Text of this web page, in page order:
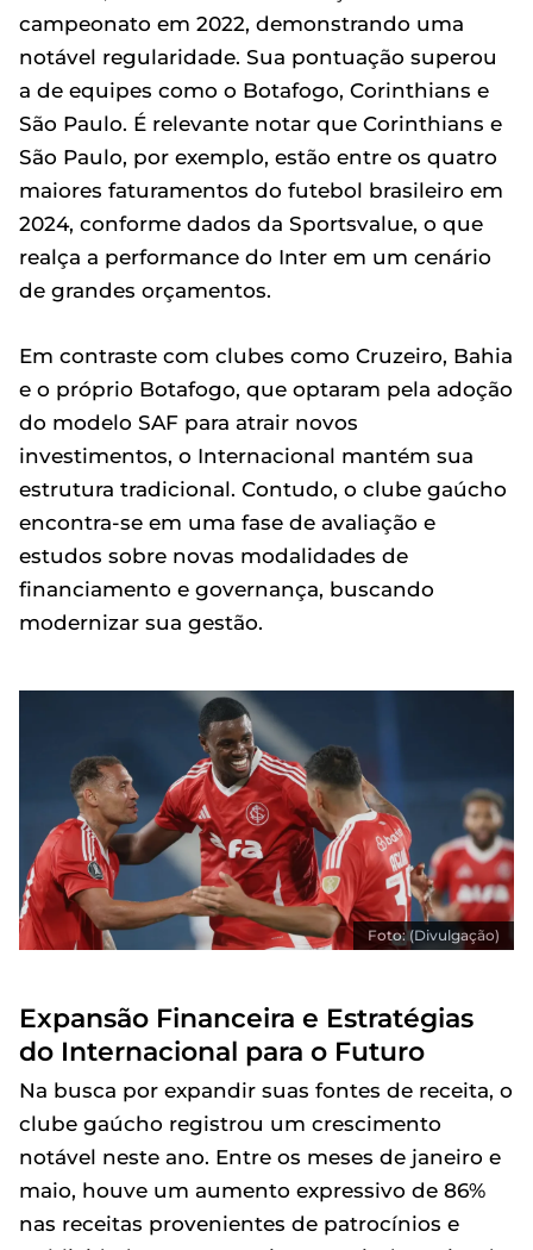
campeonato em 2022, demonstrando uma
notável regularidade. Sua pontuação superou
a de equipes como o Botafogo, Corinthians e
São Paulo. É relevante notar que Corinthians e
São Paulo, por exemplo, estão entre os quatro
maiores faturamentos do futebol brasileiro em
2024, conforme dados da Sportsvalue, o que
realça a performance do Inter em um cenário
de grandes orçamentos.
Em contraste com clubes como Cruzeiro, Bahia
e o próprio Botafogo, que optaram pela adoção
do modelo SAF para atrair novos
investimentos, o Internacional mantém sua
estrutura tradicional. Contudo, o clube gaúcho
encontra-se em uma fase de avaliação e
estudos sobre novas modalidades de
financiamento e governança, buscando
modernizar sua gestão.
Foto: (Divulgação)
Expansão Financeira e Estratégias
do Internacional para o Futuro
Na busca por expandir suas fontes de receita, o
clube gaúcho registrou um crescimento
notável neste ano. Entre os meses de janeiro e
maio, houve um aumento expressivo de 86%
nas receitas provenientes de patrocínios e